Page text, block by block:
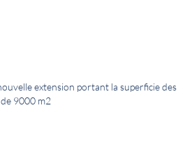
extension portant la superficie des
9000 m2